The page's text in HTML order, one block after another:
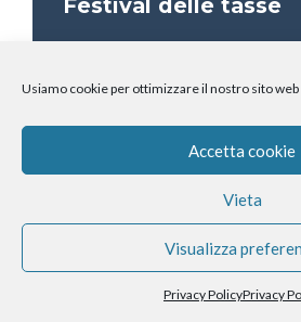
Usiamo cookie per ottimizzare il nostro sito
Accetta cookie
Vieta
Visualizza
Privacy PolicyPrivacy
Festival delle tasse